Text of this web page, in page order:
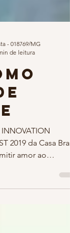
de leitura
Brasil
amor ao